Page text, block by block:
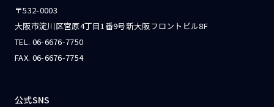
〒532-0003
大阪市淀川区宮原4丁目1番9号新大阪フロントビル8F
TEL. 06-6676-7750
FAX. 06-6676-7754
公式SNS